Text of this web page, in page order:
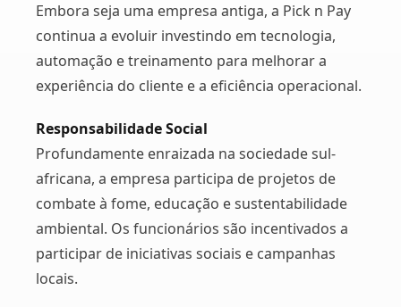
Embora seja uma empresa antiga, a Pick n Pay
continua a evoluir investindo em tecnologia,
automação e treinamento para melhorar a
experiência do cliente e a eficiência operacional.
Responsabilidade Social
Profundamente enraizada na sociedade sul-
africana, a empresa participa de projetos de
combate à fome, educação e sustentabilidade
ambiental. Os funcionários são incentivados a
participar de iniciativas sociais e campanhas
locais.